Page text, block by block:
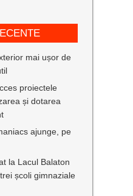
mai ușor de
proiectele
și dotarea
ajunge, pe
la Lacul Balaton
școli gimnaziale